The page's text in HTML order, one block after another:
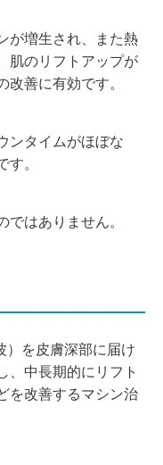
が増生され、また熱
肌のリフトアップが
善に有効です。
ンタイムがほぼな
す。
ではありません。
）を皮膚深部に届け
、 中長期的にリフト
を改善するマシン治